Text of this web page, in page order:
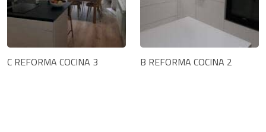
C REFORMA COCINA 3 B REFORMA COCINA 2